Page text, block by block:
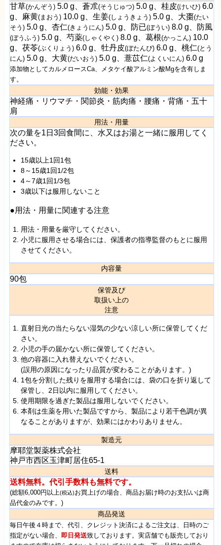
甘草(かんぞう)5.0 g、蒼朮(そうじゅつ)5.0 g、桂皮(けいひ)6.0
g、麻黄(まおう)10.0 g、生姜(しょうきょう)5.0 g、大棗(たい
そう)5.0 g、杏仁(きょうにん)5.0 g、防已(ぼうい)8.0 g、防風
(ぼうふう)5.0 g、芍薬(しゃくやく)8.0 g、葛根(かっこん)10.0
g、茯苓(ぶくりょう)6.0 g、牡丹皮(ぼたんぴ)6.0 g、桃仁(とう
にん)5.0 g、大黄(だいおう)5.0 g、薏苡仁(よくいにん)6.0 g
添加物としてカルメロースCa、メタケイ酸アルミン酸Mgを含有しま
す。
効能・効果
神経痛・リウマチ・関節炎・筋肉痛・腰痛・背痛・五十
肩
用法・用量
次の量を1日3回食間に、水又はお湯と一緒に服用してく
ださい。
15歳以上1回1包
8～15歳1回1/2包
4～7歳1回1/3包
3歳以下は服用しないこと
●用法・用量に関連する注意
用法・用量を厳守してください。
小児に服用させる場合には、保護者の指導監督のもとに服用
させてください。
内容量
90包
保管及び
取扱い上の
注意
直射日光の当たらない湿気の少ない涼しい所に保管してくだ
さい。
小児の手の届かない所に保管してください。
他の容器に入れ替えないでください。
(誤用の原因になったり品質が変わることがあります。)
1包を分割した残りを服用する場合には、袋の口を折り返して
保管し、2日以内に服用してください。
使用期限を過ぎた製品は服用しないでください。
本剤は生薬を用いた製品ですから、製品により若干色調が異
なることがありますが、効果にはかわりありません。
製造元
摩耶堂製薬株式会社
神戸市西区玉津町居住65-1
送料
送料無料。代引手数料も無料です。
(総額6,000円以上(税込)お買上げの場合、商品お届け時のお支払いは商
品代金のみです。)
商品発送
毎日午後４時まで、代引、クレジット決済によるご注文は、日時のご
指定がない場合、
即日発送致しております。実店舗でも販売しており